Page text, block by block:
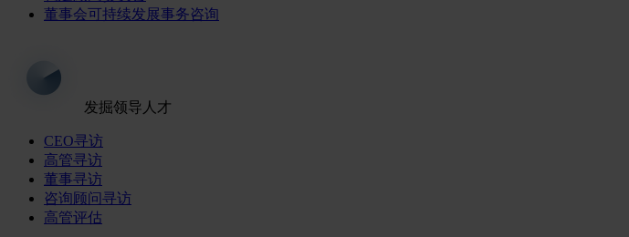
董事会可持续发展事务咨询
发掘领导人才
CEO寻访
高管寻访
董事寻访
咨询顾问寻访
高管评估